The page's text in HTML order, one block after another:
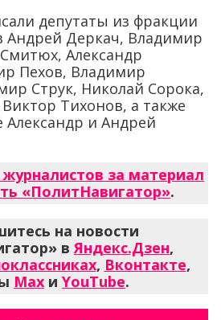
депутаты из фракции
Андрей Деркач, Владимир
Александр
Пехов, Владимир
Струк, Николай Сорока,
Тихонов, а также
и Андрей
за материал
«ПолитНавигатор».
на новости
вЯндекс.Дзен,
, Вконтакте,
Max и YouTube.